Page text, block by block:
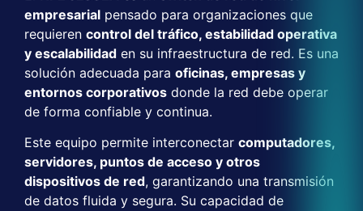
empresarial pensado para organizaciones que
requieren control del tráfico, estabilidad operativa
y escalabilidad en su infraestructura de red. Es una
solución adecuada para oficinas, empresas y
entornos corporativos donde la red debe operar
de forma confiable y continua.
Este equipo permite interconectar computadores,
servidores, puntos de acceso y otros
dispositivos de red, garantizando una transmisión
de datos fluida y segura. Su capacidad de